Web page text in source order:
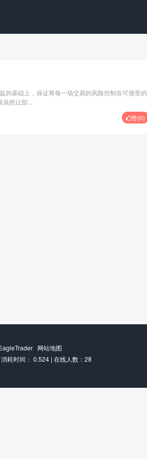
的基础上，保证将每一场交易的风险控制在可接受的
然让部...
赞(0)
网站地图
耗时间： 0.524 | 在线人数：28